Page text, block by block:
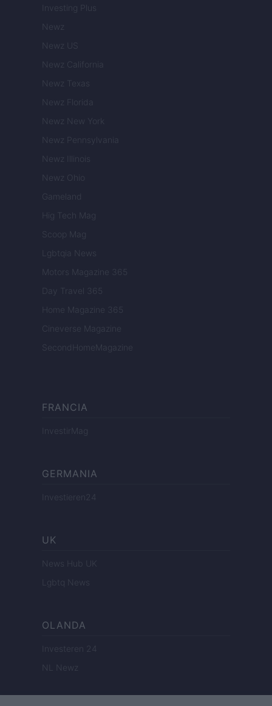
Investing Plus
Newz
Newz US
Newz California
Newz Texas
Newz Florida
Newz New York
Newz Pennsylvania
Newz Illinois
Newz Ohio
Gameland
Hig Tech Mag
Scoop Mag
Lgbtqia News
Motors Magazine 365
Day Travel 365
Home Magazine 365
Cineverse Magazine
SecondHomeMagazine
FRANCIA
InvestirMag
GERMANIA
Investieren24
UK
News Hub UK
Lgbtq News
OLANDA
Investeren 24
NL Newz